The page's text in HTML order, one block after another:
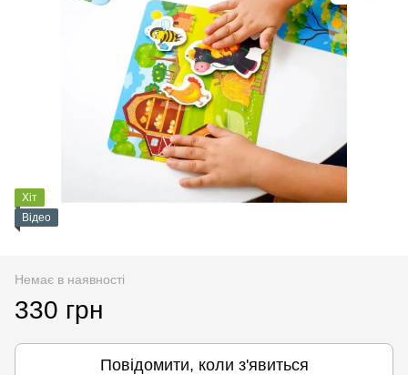
Хіт
Відео
Немає в наявності
330 грн
Повідомити, коли з'явиться